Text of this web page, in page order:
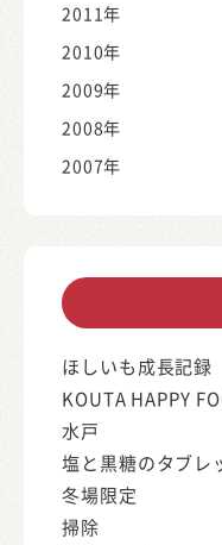
2011年
2010年
2009年
2008年
2007年
ほしいも成長記録
KOUTA HAPPY
水戸
塩と黒糖のタブレ
冬場限定
掃除